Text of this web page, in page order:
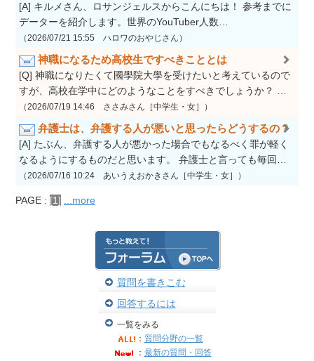
[A] キルメさん、ロサンジェルスからこんにちは！ 参考までに
データーを紹介します。世界のYouTuber人数…
（2026/07/21 15:55 ハロワのおやじさん）
神職になるため高校生ですべきこととは
[Q] 神職になりたくて國學院大學を受けたいと考えているので
すが、高校在学中にどのようなことをすべきでしょうか？ …
（2026/07/19 14:46 ささみさん［中学生・女］）
弁護士は、弁護する人が悪いと思ったらどうするの？
[A] たぶん、弁護する人が悪かった場合でもなるべく罪が軽く
なるようにするものだと思います。 弁護士と言っても毎回…
（2026/07/16 10:24 あいうえおかきさん［中学生・女］）
PAGE : [1] ...more
質問を書きこむ
回答するには
一覧をみる
： 質問分野の一覧
： 最新の質問・回答